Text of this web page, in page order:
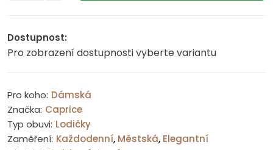
Dostupnost:
Pro zobrazení dostupnosti vyberte variantu
Pro koho: Dámská
Značka: Caprice
Typ obuvi: Lodičky
Zaměření: Každodenní, Městská, Elegantní